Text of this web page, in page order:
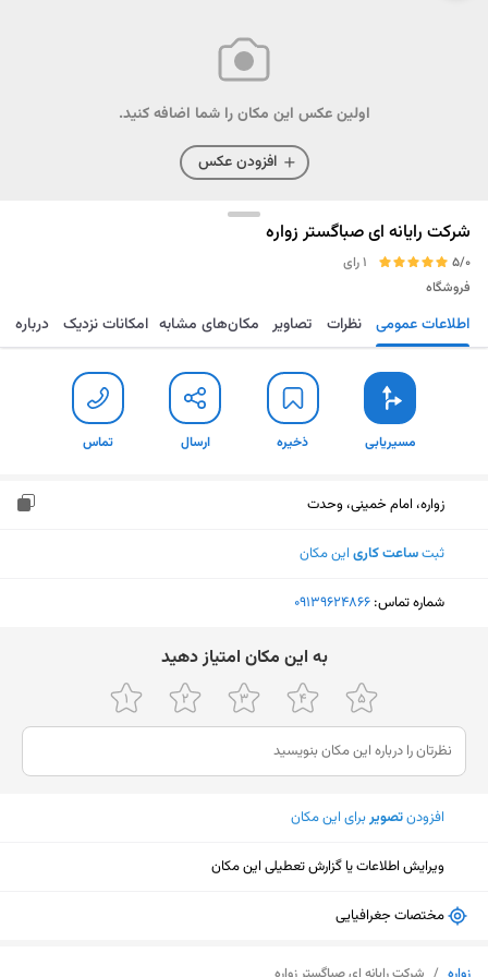
اولین عکس این مکان را شما اضافه کنید.
افزودن عکس
شرکت رایانه ای صباگستر زواره
5/0
1 رای
فروشگاه
مسیریابی ذخیره ارسال تماس اطلاعات عمومی نظرات تصاویر مکان‌های مشابه امکانات نزدیک درباره
مسیریابی ذخیره ارسال تماس
زواره، امام خمینی، وحدت
ثبتساعت کاری این مکان
شماره تماس: ‎09139624866
ﺑﻪ اﯾﻦ ﻣﮑﺎن اﻣﺘﯿﺎز دﻫﯿﺪ
افزودنتصویربرای این مکان
ویرایش اطلاعات یا گزارش تعطیلی این مکان
مختصات جغرافیایی